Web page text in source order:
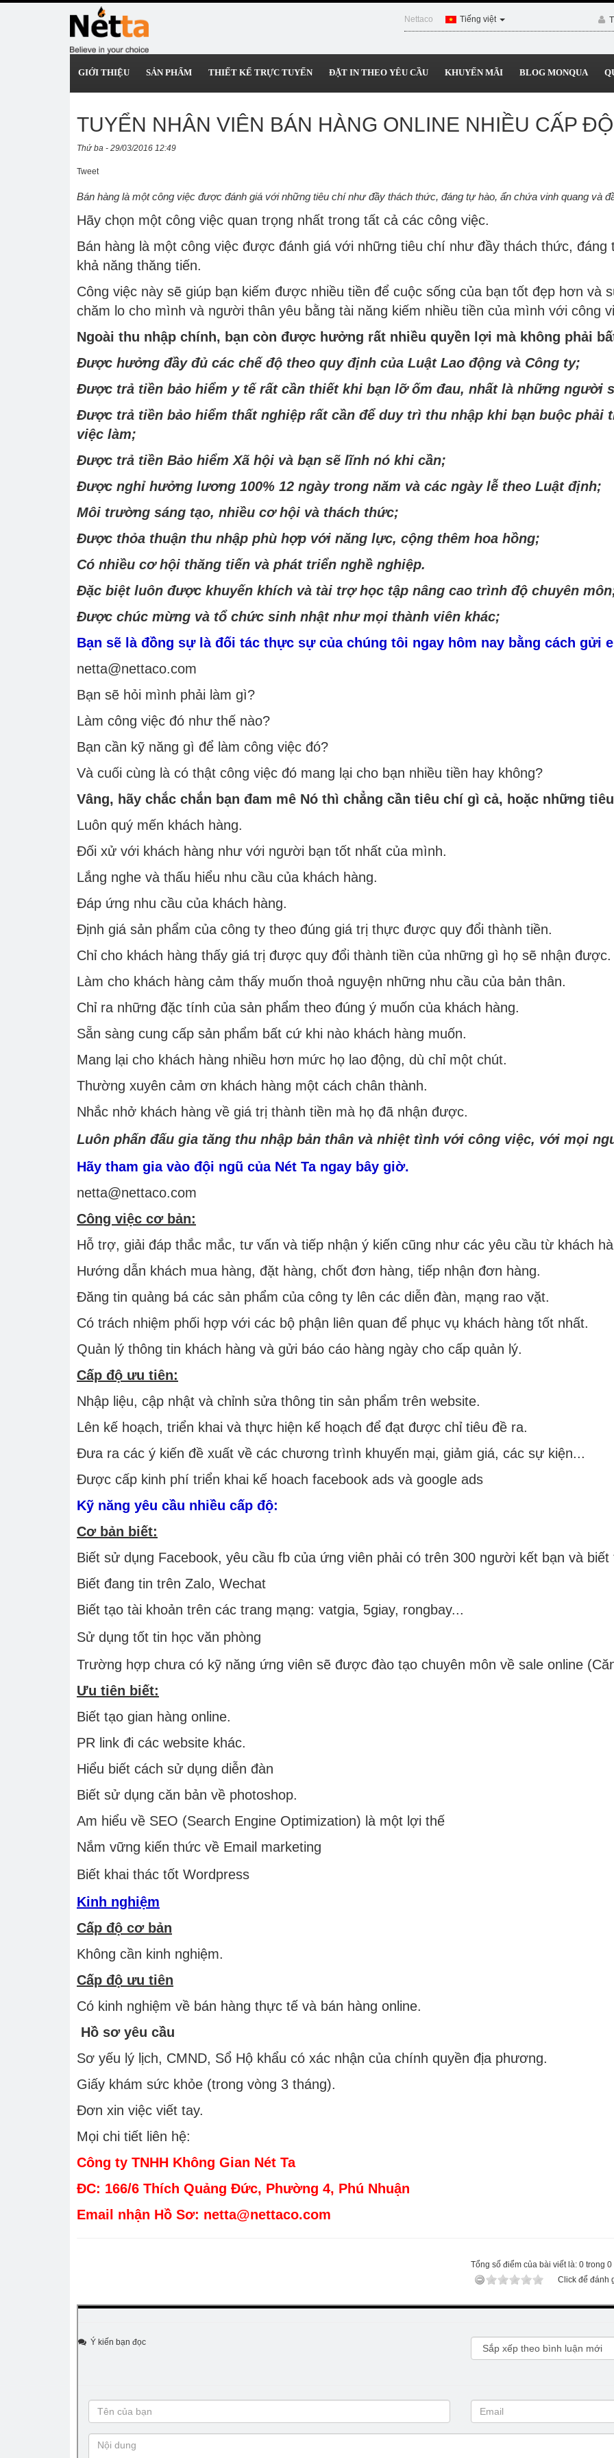
Nettaco Tiếng việt
GIỚI THIỆU SẢN PHẨM THIẾT KẾ TRỰC TUYẾN ĐẶT IN THEO YÊU CẦU KHUYẾN MÃI BLOG MONQUA
TUYỂN NHÂN VIÊN BÁN HÀNG ONLINE NHIỀU CẤP ĐỘ
Thứ ba - 29/03/2016 12:49
Tweet
Bán hàng là một công việc được đánh giá với những tiêu chí như đầy thách thức, đáng tự hào, ẩn chứa vinh quang và
Hãy chọn một công việc quan trọng nhất trong tất cả các công việc.
Bán hàng là một công việc được đánh giá với những tiêu chí như đầy thách thức,
khả năng thăng tiến.
Công việc này sẽ giúp bạn kiếm được nhiều tiền để cuộc sống của bạn tốt đẹp hơn và
chăm lo cho mình và người thân yêu bằng tài năng kiếm nhiều tiền của mình với công
Ngoài thu nhập chính, bạn còn được hưởng rất nhiều quyền lợi mà không phải
Được hưởng đầy đủ các chế độ theo quy định của Luật Lao động và Công ty;
Được trả tiền bảo hiểm y tế rất cần thiết khi bạn lỡ ốm đau, nhất là những người
Được trả tiền bảo hiểm thất nghiệp rất cần để duy trì thu nhập khi bạn buộc phải
việc làm;
Được trả tiền Bảo hiểm Xã hội và bạn sẽ lĩnh nó khi cần;
Được nghỉ hưởng lương 100% 12 ngày trong năm và các ngày lễ theo Luật định;
Môi trường sáng tạo, nhiều cơ hội và thách thức;
Được thỏa thuận thu nhập phù hợp với năng lực, cộng thêm hoa hồng;
Có nhiều cơ hội thăng tiến và phát triển nghề nghiệp.
Đặc biệt luôn được khuyến khích và tài trợ học tập nâng cao trình độ chuyên
Được chúc mừng và tổ chức sinh nhật như mọi thành viên khác;
Bạn sẽ là đồng sự là đối tác thực sự của chúng tôi ngay hôm nay bằng cách gửi
netta@nettaco.com
Bạn sẽ hỏi mình phải làm gì?
Làm công việc đó như thế nào?
Bạn cần kỹ năng gì để làm công việc đó?
Và cuối cùng là có thật công việc đó mang lại cho bạn nhiều tiền hay không?
Vâng, hãy chắc chắn bạn đam mê Nó thì chẳng cần tiêu chí gì cả, hoặc những
Luôn quý mến khách hàng.
Đối xử với khách hàng như với người bạn tốt nhất của mình.
Lắng nghe và thấu hiểu nhu cầu của khách hàng.
Đáp ứng nhu cầu của khách hàng.
Định giá sản phẩm của công ty theo đúng giá trị thực được quy đổi thành tiền.
Chỉ cho khách hàng thấy giá trị được quy đổi thành tiền của những gì họ sẽ nhận được.
Làm cho khách hàng cảm thấy muốn thoả nguyện những nhu cầu của bản thân.
Chỉ ra những đặc tính của sản phẩm theo đúng ý muốn của khách hàng.
Sẵn sàng cung cấp sản phẩm bất cứ khi nào khách hàng muốn.
Mang lại cho khách hàng nhiều hơn mức họ lao động, dù chỉ một chút.
Thường xuyên cảm ơn khách hàng một cách chân thành.
Nhắc nhở khách hàng về giá trị thành tiền mà họ đã nhận được.
Luôn phấn đấu gia tăng thu nhập bản thân và nhiệt tình với công việc, với mọi
Hãy tham gia vào đội ngũ của Nét Ta ngay bây giờ.
netta@nettaco.com
Công việc cơ bản:
Hỗ trợ, giải đáp thắc mắc, tư vấn và tiếp nhận ý kiến cũng như các yêu cầu từ khách
Hướng dẫn khách mua hàng, đặt hàng, chốt đơn hàng, tiếp nhận đơn hàng.
Đăng tin quảng bá các sản phẩm của công ty lên các diễn đàn, mạng rao vặt.
Có trách nhiệm phối hợp với các bộ phận liên quan để phục vụ khách hàng tốt nhất.
Quản lý thông tin khách hàng và gửi báo cáo hàng ngày cho cấp quản lý.
Cấp độ ưu tiên:
Nhập liệu, cập nhật và chỉnh sửa thông tin sản phẩm trên website.
Lên kế hoạch, triển khai và thực hiện kế hoạch để đạt được chỉ tiêu đề ra.
Đưa ra các ý kiến đề xuất về các chương trình khuyến mại, giảm giá, các sự kiện...
Được cấp kinh phí triển khai kế hoach facebook ads và google ads
Kỹ năng yêu cầu nhiều cấp độ:
Cơ bản biết:
Biết sử dụng Facebook, yêu cầu fb của ứng viên phải có trên 300 người kết bạn và biết
Biết đang tin trên Zalo, Wechat
Biết tạo tài khoản trên các trang mạng: vatgia, 5giay, rongbay...
Sử dụng tốt tin học văn phòng
Trường hợp chưa có kỹ năng ứng viên sẽ được đào tạo chuyên môn về sale online
Ưu tiên biết:
Biết tạo gian hàng online.
PR link đi các website khác.
Hiểu biết cách sử dụng diễn đàn
Biết sử dụng căn bản về photoshop.
Am hiểu về SEO (Search Engine Optimization) là một lợi thế
Nắm vững kiến thức về Email marketing
Biết khai thác tốt Wordpress
Kinh nghiệm
Cấp độ cơ bản
Không cần kinh nghiệm.
Cấp độ ưu tiên
Có kinh nghiệm về bán hàng thực tế và bán hàng online.
Hồ sơ yêu cầu
Sơ yếu lý lịch, CMND, Sổ Hộ khẩu có xác nhận của chính quyền địa phương.
Giấy khám sức khỏe (trong vòng 3 tháng).
Đơn xin việc viết tay.
Mọi chi tiết liên hệ:
Công ty TNHH Không Gian Nét Ta
ĐC: 166/6 Thích Quảng Đức, Phường 4, Phú Nhuận
Email nhận Hồ Sơ: netta@nettaco.com
Tổng số điểm của bài viết là: 0 trong
Click để đánh